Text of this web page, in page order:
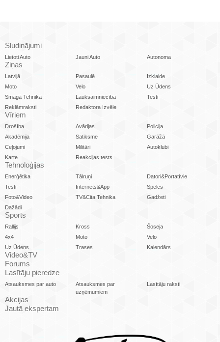
Sludinājumi
Lietoti Auto Jauni Auto Autonoma
Ziņas
Latvijā Pasaulē
Izklaide
Moto
Velo
Uz Ūdens
Smagā Tehnika
Lauksaimniecība
Testi
Reklāmraksti
Redaktora Izvēle
Vīriem
Drošība Avārijas
Policija
Akadēmija
Satiksme
Garāžā
Ceļojumi
Militāri
Autoklubi
Karte
Reakcijas tests
Tehnoloģijas
Enerģētika Tālruņi
Datori&Portatīvie
Testi
Internets&App
Spēles
Foto&Video
TV&Cita Tehnika
Gadžeti
Dažādi
Sports
Rallijs Kross
Šoseja
4x4
Moto
Velo
Uz Ūdens
Trases Kalendārs
Video&TV
Forums
Lasītāju pieredze
Atsauksmes par auto
Atsauksmes par
uzņēmumiem
Lasītāju raksti
Akcijas
Jautā ekspertam